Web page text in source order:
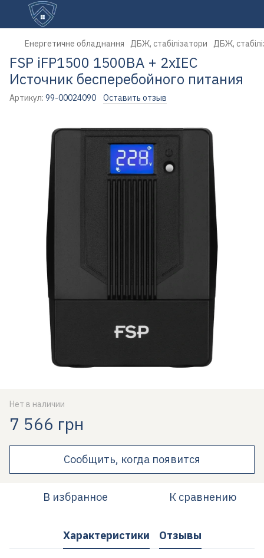
Енергетичне обладнання ДБЖ, стабілізатори ДБЖ,
FSP iFP1500 1500ВA + 2xIEC
Источник бесперебойного питания
Артикул: 99-00024090 Оставить отзыв
Нет в наличии
7 566 грн
Сообщить, когда появится
В избранное К сравнению
Характеристики Отзывы